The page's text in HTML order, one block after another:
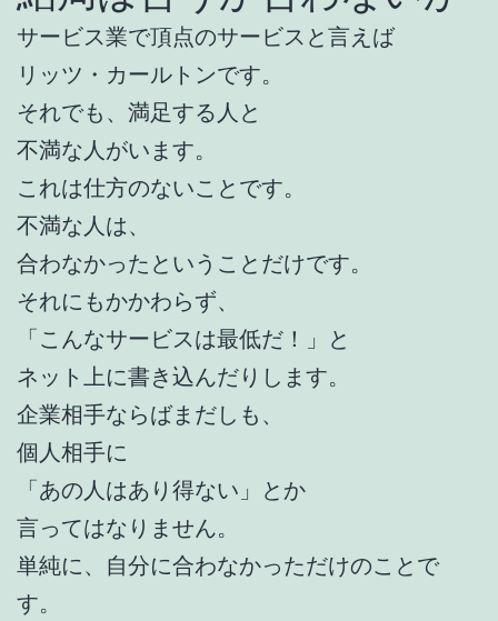
サービス業で頂点のサービスと言えば
リッツ・カールトンです。
それでも、満足する人と
不満な人がいます。
これは仕方のないことです。
不満な人は、
合わなかったということだけです。
それにもかかわらず、
「こんなサービスは最低だ！」と
ネット上に書き込んだりします。
企業相手ならばまだしも、
個人相手に
「あの人はあり得ない」とか
言ってはなりません。
単純に、自分に合わなかっただけのことで
す。